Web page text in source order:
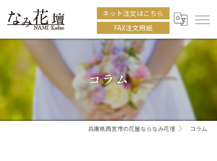
ネット注文はこちら
FAX注文用紙
コラム
兵庫県西宮市の花屋ならなみ花壇 コラム